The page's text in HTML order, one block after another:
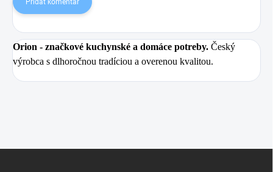
Pridať komentár
Orion - značkové kuchynské a domáce potreby. Český
výrobca s dlhoročnou tradíciou a overenou kvalitou.